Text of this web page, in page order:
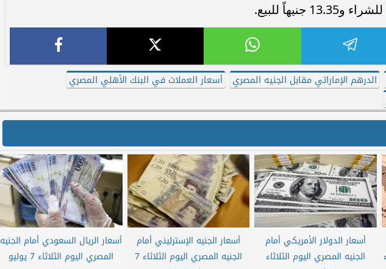
الدرهم الإماراتي مقابل الجنيه المصري
أسعار العملات في البنك الأهلي المصري
أسعار الدولار الأمريكي أمام
الجنيه المصري اليوم الثلاثاء
أسعار الجنيه الإسترليني أمام
الجنيه المصري اليوم الثلاثاء 7
أسعار الريال السعودي أمام الجنيه
المصري اليوم الثلاثاء 7 يوليو